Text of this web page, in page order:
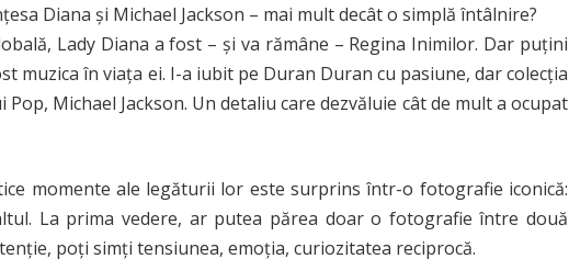
Diana și Michael Jackson – mai mult decât o simplă întâlnire?
Lady Diana a fost – și va rămâne – Regina Inimilor. Dar puțini
muzica în viața ei. I-a iubit pe Duran Duran cu pasiune, dar colecția
Pop, Michael Jackson. Un detaliu care dezvăluie cât de mult a ocupat
momente ale legăturii lor este surprins într-o fotografie iconică:
La prima vedere, ar putea părea doar o fotografie între două
poți simți tensiunea, emoția, curiozitatea reciprocă.